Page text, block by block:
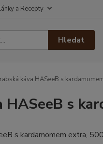
a Recepty
Hledat
káva HASeeB s
HASeeB s